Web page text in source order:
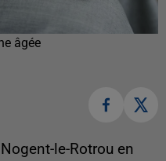
âgée
le-Rotrou en